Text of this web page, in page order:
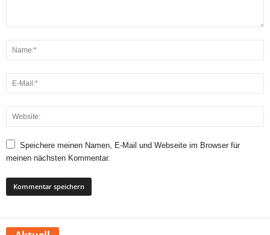
Speichere meinen Namen, E-Mail und Webseite im Browser für
meinen nächsten Kommentar.